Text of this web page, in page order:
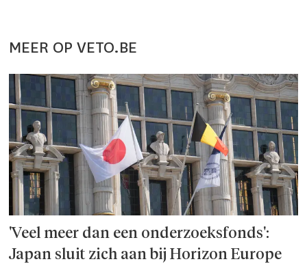
MEER OP VETO.BE
'Veel meer dan een onderzoeks­fonds':
Japan sluit zich aan bij Horizon Europe